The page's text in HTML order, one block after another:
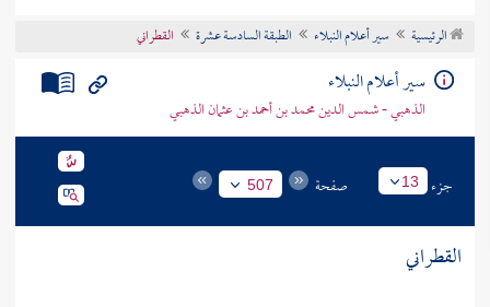
تراجم الأعلام
الرئيسية سير أعلام النبلاء الطبقة السادسة عشرة القطراني
سير أعلام النبلاء
الذهبي - شمس الدين محمد بن أحمد بن عثمان الذهبي
جزء 13 صفحة 507
القطراني